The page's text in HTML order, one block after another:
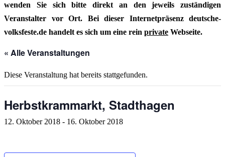
wenden Sie sich bitte direkt an den jeweils zuständigen
Veranstalter vor Ort. Bei dieser Internetpräsenz deutsche-
volksfeste.de handelt es sich um eine rein private Webseite.
« Alle Veranstaltungen
Diese Veranstaltung hat bereits stattgefunden.
Herbstkrammarkt, Stadthagen
12. Oktober 2018 - 16. Oktober 2018